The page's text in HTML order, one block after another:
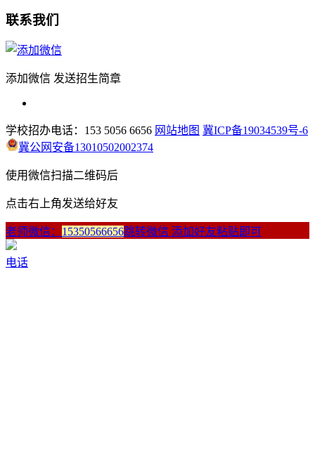
联系我们
添加微信 发送招生简章
学校招办电话：153 5056 6656 网站地图 冀ICP备19034539号-6
冀公网安备13010502002374
使用微信扫描二维码后
点击右上角发送给好友
老师微信： 15350566656跳转微信 添加好友粘贴即可
电话